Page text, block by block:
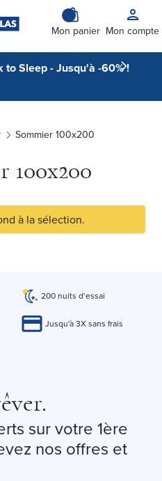
Mon panier Mon compte
Sleep - Jusqu'à -60% !
Sommier 100x200
100x200
à la sélection.
200 nuits d’essai
Jusqu'à 3X sans frais
sur votre 1ère
nos offres et